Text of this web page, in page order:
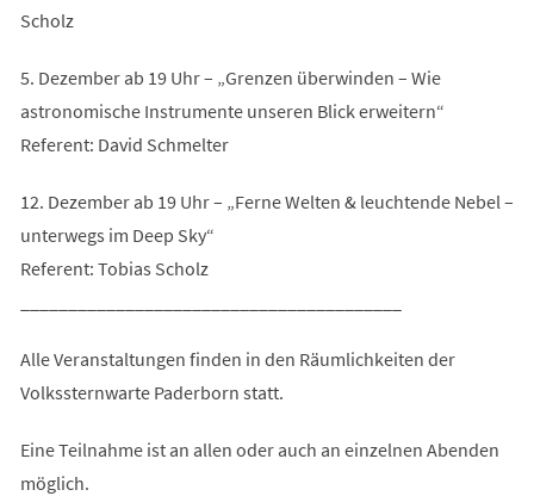
Scholz
5. Dezember ab 19 Uhr – „Grenzen überwinden – Wie
astronomische Instrumente unseren Blick erweitern“
Referent: David Schmelter
12. Dezember ab 19 Uhr – „Ferne Welten & leuchtende Nebel –
unterwegs im Deep Sky“
Referent: Tobias Scholz
Alle Veranstaltungen finden in den Räumlichkeiten der
Volkssternwarte Paderborn statt.
Eine Teilnahme ist an allen oder auch an einzelnen Abenden
möglich.